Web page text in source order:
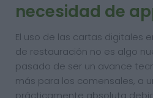
necesidad de
El uso de las cartas digitales
de restauración no es algo
pasado de ser un avance
más para los comensales, a
prácticamente absoluta